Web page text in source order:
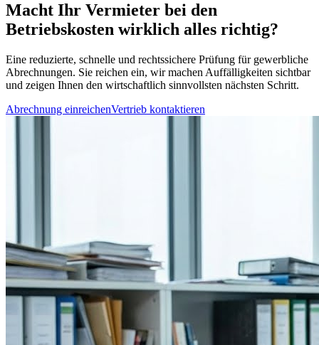
Macht Ihr Vermieter bei den
Betriebskosten wirklich alles richtig?
Eine reduzierte, schnelle und rechtssichere Prüfung für gewerbliche
Abrechnungen. Sie reichen ein, wir machen Auffälligkeiten sichtbar
und zeigen Ihnen den wirtschaftlich sinnvollsten nächsten Schritt.
Abrechnung einreichenVertrieb kontaktieren